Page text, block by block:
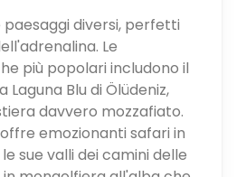
paesaggi diversi, perfetti
Le
più popolari includono il
Laguna Blu di Ölüdeniz,
davvero mozzafiato.
emozionanti safari in
sue valli dei camini delle